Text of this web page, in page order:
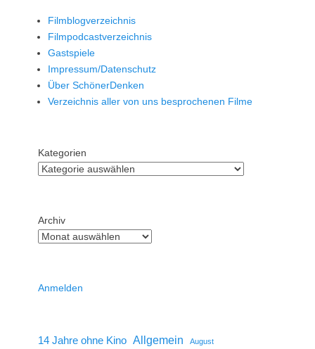
Filmblogverzeichnis
Filmpodcastverzeichnis
Gastspiele
Impressum/Datenschutz
Über SchönerDenken
Verzeichnis aller von uns besprochenen Filme
Kategorien
Archiv
Anmelden
14 Jahre ohne Kino Allgemein August